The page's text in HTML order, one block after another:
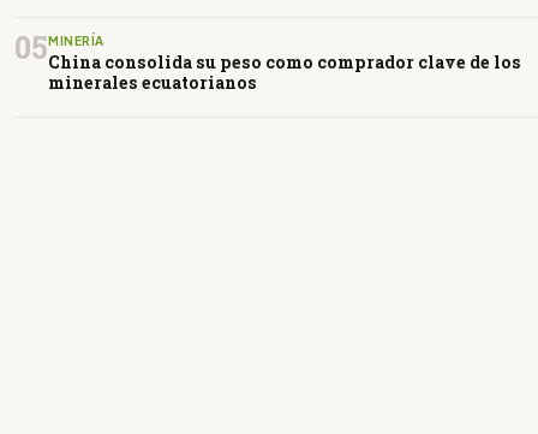
05 MINERÍA
China consolida su peso como comprador clave de los
minerales ecuatorianos